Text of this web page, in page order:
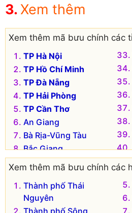
Xem thêm
Xem thêm mã bưu chính các
TP Hà Nội
TP Hồ Chí Minh
TP Đà Nẵng
TP Hải Phòng
TP Cần Thơ
An Giang
Bà Rịa-Vũng Tàu
Bắc Giang
Bắc Kạn
Bắc Ninh
Bến Tre
Xem thêm mã bưu chính các
Thành phố Thái
Nguyên
Thành phố Sông